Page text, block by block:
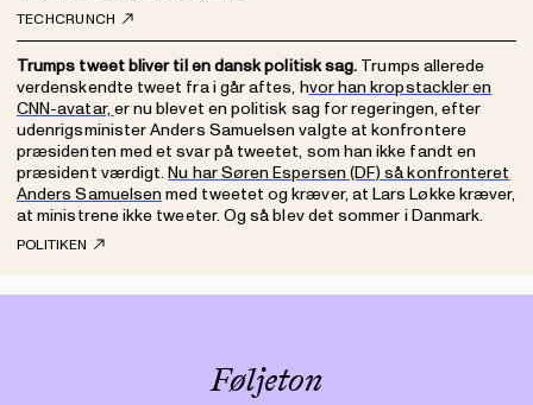
Føljeton
TECHCRUNCH
Trumps tweet bliver til en dansk politisk sag. Trumps allerede
verdenskendte tweet fra i går aftes, hvor han kropstackler en
CNN-avatar, er nu blevet en politisk sag for regeringen, efter
udenrigsminister Anders Samuelsen valgte at konfrontere
præsidenten med et svar på tweetet, som han ikke fandt en
præsident værdigt.Nu har Søren Espersen (DF) så konfronteret
Anders Samuelsen med tweetet og kræver, at Lars Løkke kræver,
at ministrene ikke tweeter. Og så blev det sommer i Danmark.
POLITIKEN